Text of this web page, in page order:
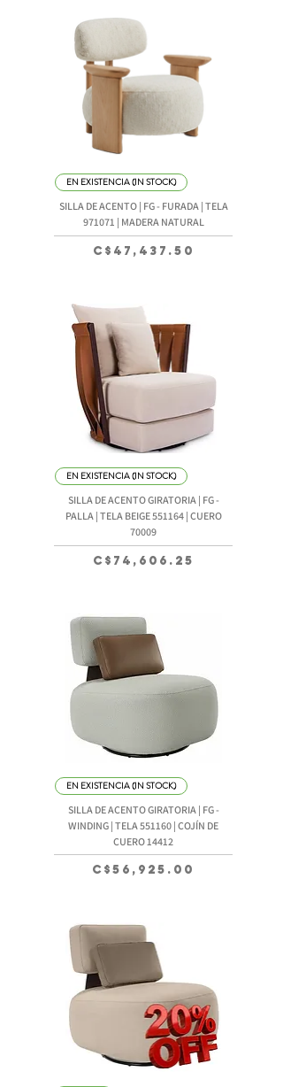
EN EXISTENCIA (IN STOCK)
SILLA DE ACENTO | FG - FURADA | TELA
971071 | MADERA NATURAL
Precio
C$47,437.50
EN EXISTENCIA (IN STOCK)
SILLA DE ACENTO GIRATORIA | FG -
PALLA | TELA BEIGE 551164 | CUERO
70009
Precio
C$74,606.25
EN EXISTENCIA (IN STOCK)
SILLA DE ACENTO GIRATORIA | FG -
WINDING | TELA 551160 | COJÍN DE
CUERO 14412
Precio
C$56,925.00